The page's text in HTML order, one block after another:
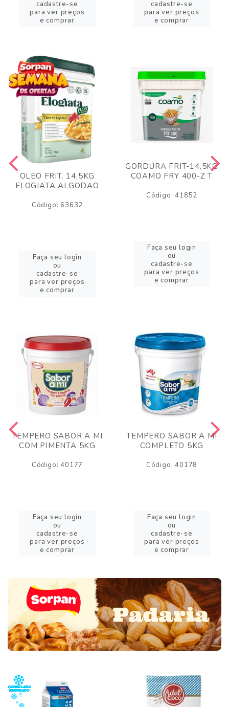
cadastre-se
para ver preços
e comprar
cadastre-se
para ver preços
e comprar
OLEO FRIT. 14,5KG
ELOGIATA ALGODAO
Código: 63632
Faça seu login
ou
cadastre-se
para ver preços
e comprar
GORDURA FRIT-14,5KG
COAMO FRY 400-Z T
Código: 41852
Faça seu login
ou
cadastre-se
para ver preços
e comprar
TEMPERO SABOR A MI
COM PIMENTA 5KG
Código: 40177
Faça seu login
ou
cadastre-se
para ver preços
e comprar
TEMPERO SABOR A MI
COMPLETO 5KG
Código: 40178
Faça seu login
ou
cadastre-se
para ver preços
e comprar